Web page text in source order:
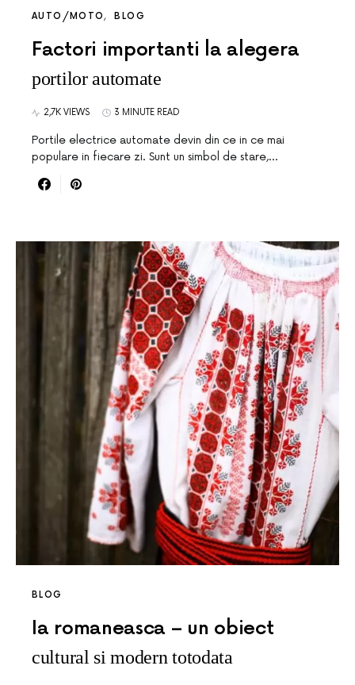
AUTO/MOTO BLOG
Factori importanti la alegera
portilor automate
2,7K VIEWS 3 MINUTE READ
Portile electrice automate devin din ce in ce mai
populare in fiecare zi. Sunt un simbol de stare,…
BLOG
Ia romaneasca – un obiect
cultural si modern totodata